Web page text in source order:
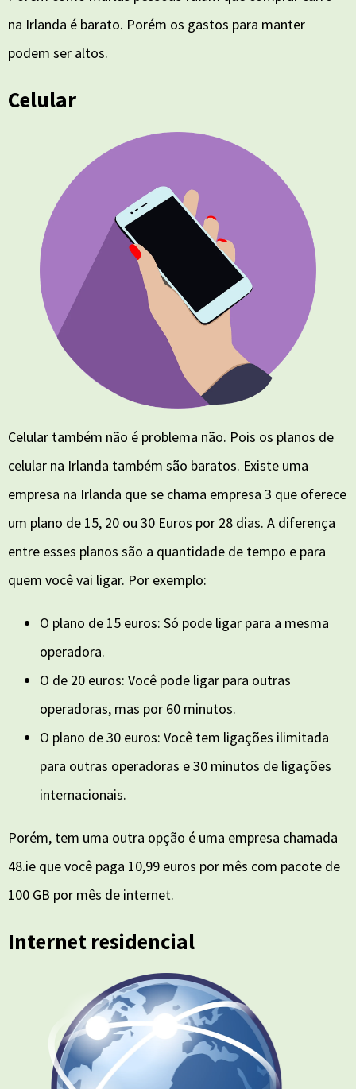
na Irlanda é barato. Porém os gastos para manter
podem ser altos.
Celular
Celular também não é problema não. Pois os planos de
celular na Irlanda também são baratos. Existe uma
empresa na Irlanda que se chama empresa 3 que oferece
um plano de 15, 20 ou 30 Euros por 28 dias. A diferença
entre esses planos são a quantidade de tempo e para
quem você vai ligar. Por exemplo:
O plano de 15 euros: Só pode ligar para a mesma
operadora.
O de 20 euros: Você pode ligar para outras
operadoras, mas por 60 minutos.
O plano de 30 euros: Você tem ligações ilimitada
para outras operadoras e 30 minutos de ligações
internacionais.
Porém, tem uma outra opção é uma empresa chamada
48.ie que você paga 10,99 euros por mês com pacote de
100 GB por mês de internet.
Internet residencial